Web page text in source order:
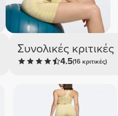
Συνολικές κριτικές
4.5(16 κριτικές)